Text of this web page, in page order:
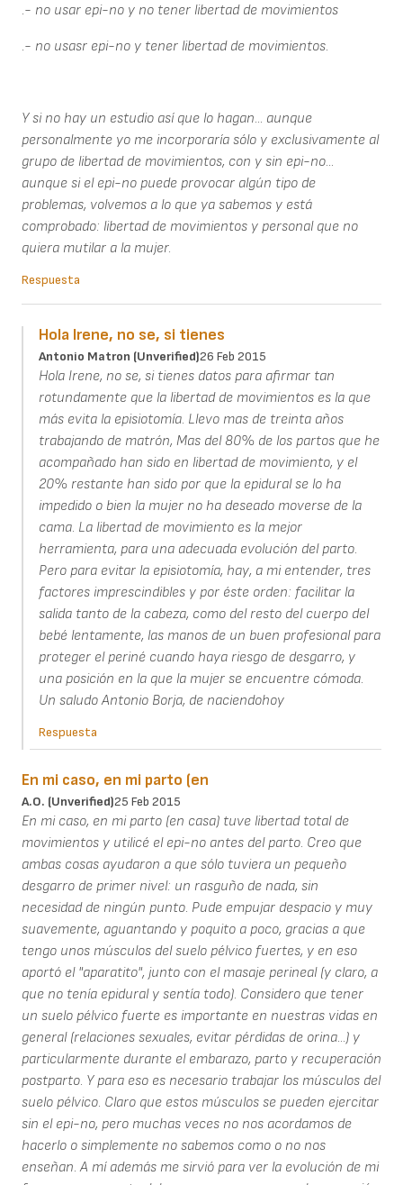
.- no usar epi-no y no tener libertad de movimientos
.- no usasr epi-no y tener libertad de movimientos.
Y si no hay un estudio así que lo hagan... aunque
personalmente yo me incorporaría sólo y exclusivamente al
grupo de libertad de movimientos, con y sin epi-no...
aunque si el epi-no puede provocar algún tipo de
problemas, volvemos a lo que ya sabemos y está
comprobado: libertad de movimientos y personal que no
quiera mutilar a la mujer.
Respuesta
Hola Irene, no se, si tienes
Antonio Matron (unverified)26 Feb 2015
Hola Irene, no se, si tienes datos para afirmar tan
rotundamente que la libertad de movimientos es la que
más evita la episiotomía. Llevo mas de treinta años
trabajando de matrón, Mas del 80% de los partos que he
acompañado han sido en libertad de movimiento, y el
20% restante han sido por que la epidural se lo ha
impedido o bien la mujer no ha deseado moverse de la
cama. La libertad de movimiento es la mejor
herramienta, para una adecuada evolución del parto.
Pero para evitar la episiotomía, hay, a mi entender, tres
factores imprescindibles y por éste orden: facilitar la
salida tanto de la cabeza, como del resto del cuerpo del
bebé lentamente, las manos de un buen profesional para
proteger el periné cuando haya riesgo de desgarro, y
una posición en la que la mujer se encuentre cómoda.
Un saludo Antonio Borja, de naciendohoy
Respuesta
En mi caso, en mi parto (en
A.O. (unverified)25 Feb 2015
En mi caso, en mi parto (en casa) tuve libertad total de
movimientos y utilicé el epi-no antes del parto. Creo que
ambas cosas ayudaron a que sólo tuviera un pequeño
desgarro de primer nivel: un rasguño de nada, sin
necesidad de ningún punto. Pude empujar despacio y muy
suavemente, aguantando y poquito a poco, gracias a que
tengo unos músculos del suelo pélvico fuertes, y en eso
aportó el "aparatito", junto con el masaje perineal (y claro, a
que no tenía epidural y sentía todo). Considero que tener
un suelo pélvico fuerte es importante en nuestras vidas en
general (relaciones sexuales, evitar pérdidas de orina...) y
particularmente durante el embarazo, parto y recuperación
postparto. Y para eso es necesario trabajar los músculos del
suelo pélvico. Claro que estos músculos se pueden ejercitar
sin el epi-no, pero muchas veces no nos acordamos de
hacerlo o simplemente no sabemos como o no nos
enseñan. A mí además me sirvió para ver la evolución de mi